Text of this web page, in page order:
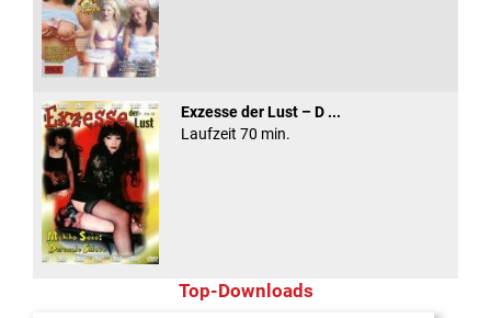
Exzesse der Lust – D ...
Laufzeit 70 min.
Top-Downloads